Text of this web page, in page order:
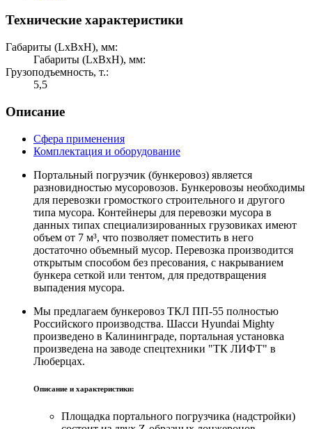
Технические характеристики
Габариты (LхBхH), мм:
Габариты (LхBхH), мм:
Грузоподъемность, т.:
5,5
Описание
Сфера применения
Комплектация и оборудование
Портальный погрузчик (бункеровоз) является
разновидностью мусоровозов. Бункеровозы необходимы
для перевозки громосткого строительного и другого
типа мусора. Контейнеры для перевозки мусора в
данных типах специализированных грузовиках имеют
объем от 7 м³, что позволяет поместить в него
достаточно объемный мусор. Перевозка производится
открытым способом без пресования, с накрыванием
бункера сеткой или тентом, для предотвращения
выпадения мусора.
Мы предлагаем бункеровоз ТКЛ ПП-55 полностью
Российского производства. Шасси Hyundai Mighty
произведено в Калининграде, портальная установка
произведена на заводе спецтехники "ТК ЛИФТ" в
Люберцах.
Описание и характеристики:
Площадка портального погрузчика (надстройки)